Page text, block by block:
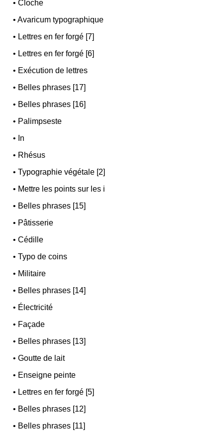
•Cloche
•Avaricum typographique
• Lettres en fer forgé [7]
• Lettres en fer forgé [6]
• Exécution de lettres
• Belles phrases [17]
• Belles phrases [16]
• Palimpseste
• In
• Rhésus
•Typographie végétale [2]
• Mettre les points sur les i
• Belles phrases [15]
• Pâtisserie
•Cédille
•Typo de coins
• Militaire
• Belles phrases [14]
• Électricité
• Façade
• Belles phrases [13]
•Goutte de lait
• Enseigne peinte
• Lettres en fer forgé [5]
• Belles phrases [12]
• Belles phrases [11]